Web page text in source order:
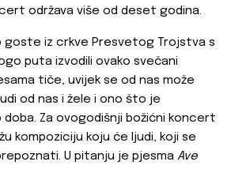
održava više od deset godina.
goste iz crkve Presvetog Trojstva s
puta izvodili ovako svečani
tiče, uvijek se od nas može
od nas i žele i ono što je
Za ovogodišnji božićni koncert
kompoziciju koju će ljudi, koji se
U pitanju je pjesma Ave